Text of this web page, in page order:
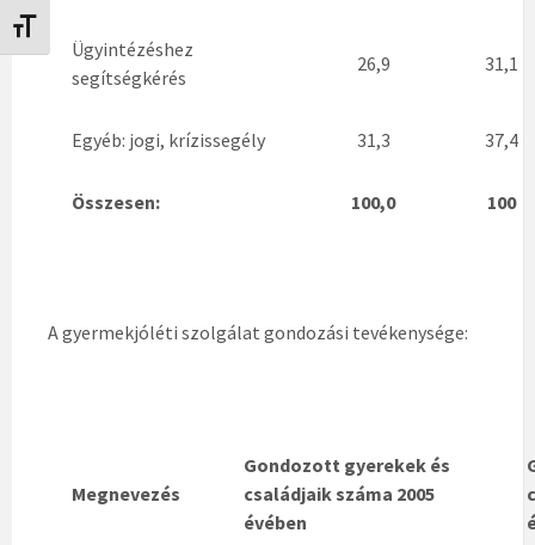
Betűméret váltása
Ügyintézéshez
segítségkérés
26,9 31,1
Egyéb: jogi, krízissegély 31,3 37,4
Összesen: 100,0 100
A gyermekjóléti szolgálat gondozási tevékenysége:
Megnevezés
Gondozott gyerekek és
családjaik száma 2005
évében